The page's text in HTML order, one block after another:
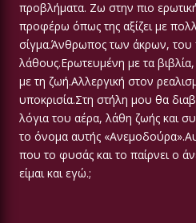
προβλήματα. Ζω στην πιο
προφέρω όπως της αξίζει με
σίγμα.Άνθρωπος των άκρων, του
λάθους.Ερωτευμένη με τα
με τη ζωή.Αλλεργική στον
υποκρισία.Στη στήλη μου θα
λόγια του αέρα, λάθη ζωής και
το όνομα αυτής
που το φυσάς και το παίρνει ο
είμαι και εγώ.;